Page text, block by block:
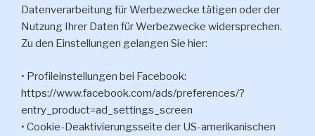
Datenverarbeitung für Werbezwecke tätigen oder der
Nutzung Ihrer Daten für Werbezwecke widersprechen.
Zu den Einstellungen gelangen Sie hier:
• Profileinstellungen bei Facebook:
https://www.facebook.com/ads/preferences/?
entry_product=ad_settings_screen
• Cookie-Deaktivierungsseite der US-amerikanischen